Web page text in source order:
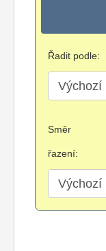
Řadit podle:
Směr
řazení: